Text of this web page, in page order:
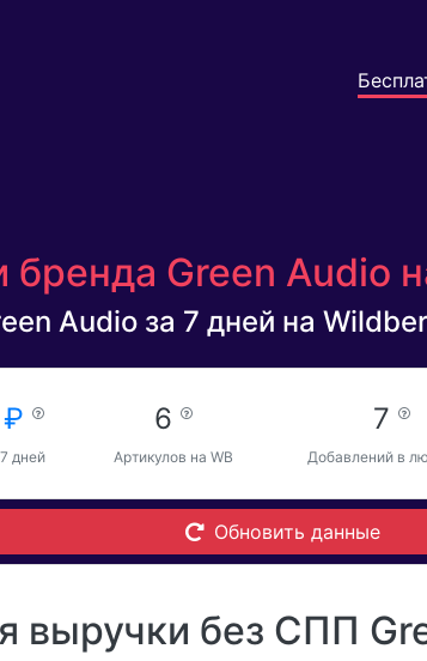
Green Audio
Audio за 7 дней на
₽
дней
6
Артикулов на WB
7
Добавлений в
Обновить данные
выручки без СПП